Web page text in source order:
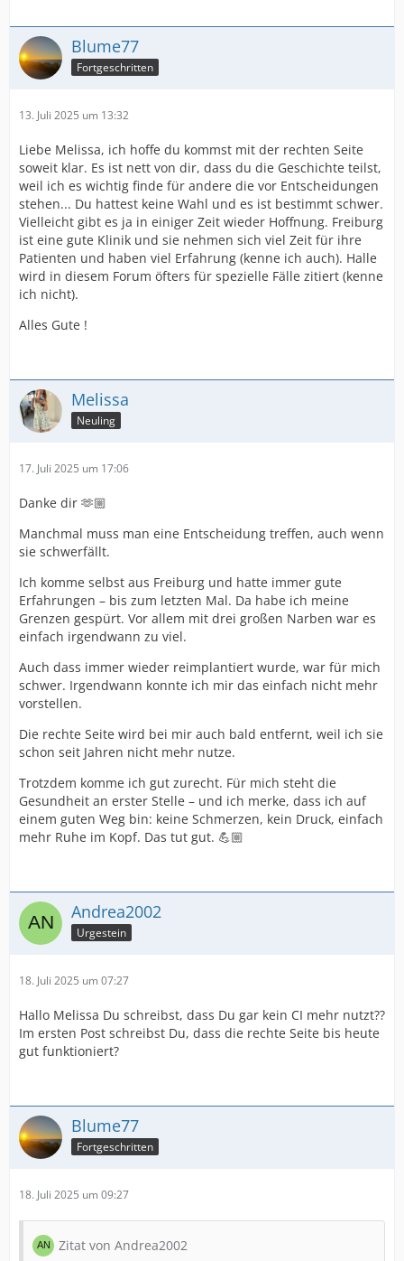
Blume77
Fortgeschritten
13. Juli 2025 um 13:32
Liebe Melissa, ich hoffe du kommst mit der rechten Seite
soweit klar. Es ist nett von dir, dass du die Geschichte teilst,
weil ich es wichtig finde für andere die vor Entscheidungen
stehen... Du hattest keine Wahl und es ist bestimmt schwer.
Vielleicht gibt es ja in einiger Zeit wieder Hoffnung. Freiburg
ist eine gute Klinik und sie nehmen sich viel Zeit für ihre
Patienten und haben viel Erfahrung (kenne ich auch). Halle
wird in diesem Forum öfters für spezielle Fälle zitiert (kenne
ich nicht).
Alles Gute !
Melissa
Neuling
17. Juli 2025 um 17:06
Danke dir 🫶🏼
Manchmal muss man eine Entscheidung treffen, auch wenn
sie schwerfällt.
Ich komme selbst aus Freiburg und hatte immer gute
Erfahrungen – bis zum letzten Mal. Da habe ich meine
Grenzen gespürt. Vor allem mit drei großen Narben war es
einfach irgendwann zu viel.
Auch dass immer wieder reimplantiert wurde, war für mich
schwer. Irgendwann konnte ich mir das einfach nicht mehr
vorstellen.
Die rechte Seite wird bei mir auch bald entfernt, weil ich sie
schon seit Jahren nicht mehr nutze.
Trotzdem komme ich gut zurecht. Für mich steht die
Gesundheit an erster Stelle – und ich merke, dass ich auf
einem guten Weg bin: keine Schmerzen, kein Druck, einfach
mehr Ruhe im Kopf. Das tut gut. 💪🏼
Andrea2002
Urgestein
18. Juli 2025 um 07:27
Hallo Melissa Du schreibst, dass Du gar kein CI mehr nutzt??
Im ersten Post schreibst Du, dass die rechte Seite bis heute
gut funktioniert?
Blume77
Fortgeschritten
18. Juli 2025 um 09:27
Zitat von Andrea2002